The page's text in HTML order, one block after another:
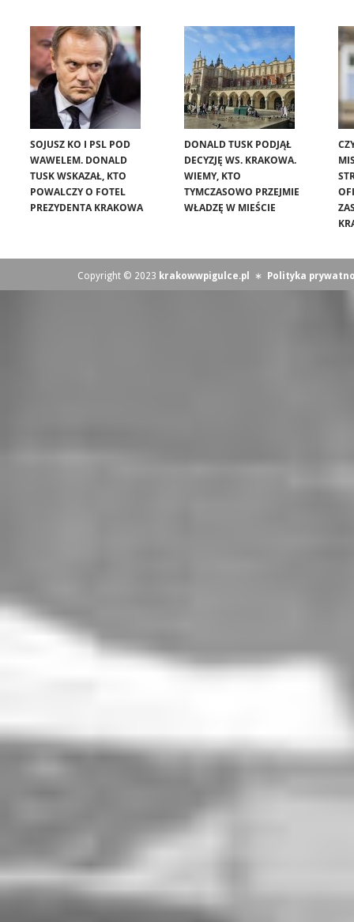
SOJUSZ KO I PSL POD
WAWELEM. DONALD
TUSK WSKAZAŁ, KTO
POWALCZY O FOTEL
PREZYDENTA KRAKOWA
DONALD TUSK PODJĄŁ
DECYZJĘ WS. KRAKOWA.
WIEMY, KTO
TYMCZASOWO PRZEJMIE
WŁADZĘ W MIEŚCIE
Copyright © 2023 krakowwpigulce.pl ∗ Polityka